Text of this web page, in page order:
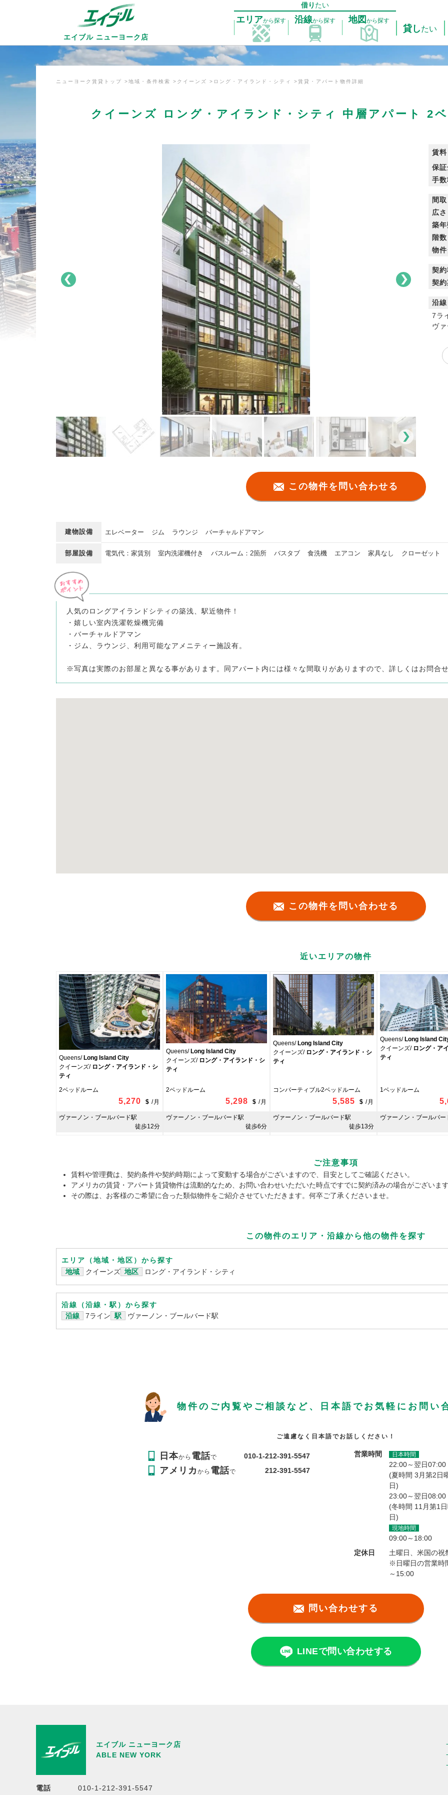
エイブル ニューヨーク店
借り たい
エリアから探す 沿線から探す 地図 から探す
貸したい
ニューヨーク賃貸トップ 地域・条件検索 クイーンズ ロング・アイランド・シティ 賃貸・アパート物件詳細
クイーンズ ロング・アイランド・シティ 中層アパート 2
賃料
保証
手数
間取
広さ
築年
階数
物
契約
契約
沿線
7ラ
ヴ
この物件を問い合わせる
建物設備 エレベーター ジム ラウンジ バーチャルドアマン
部屋設備 電気代：家賃別 室内洗濯機付き バスルーム：2箇所 バスタブ 食洗機 エアコン 家具なし クローゼット
人気のロングアイランドシティの築浅、駅近物件！
・嬉しい室内洗濯乾燥機完備
・バーチャルドアマン
・ジム、ラウンジ、利用可能なアメニティー施設有。
※写真は実際のお部屋と異なる事があります。同アパート内には様々な間取りがありますので、詳しくはお問合せ
この物件を問い合わせる
近いエリアの物件
Queens/ Long Island City
クイーンズ/ ロング・アイランド・シ
ティ
2ベッドルーム
5,270 $ /月
ヴァーノン・ブールバード駅
徒歩12分
Queens/ Long Island City
クイーンズ/ ロング・アイランド・シ
ティ
2ベッドルーム
5,298 $ /月
ヴァーノン・ブールバード駅
徒歩6分
Queens/ Long Island City
クイーンズ/ ロング・アイランド・シ
ティ
コンバーティブル2ベッドルーム
5,585 $ /月
ヴァーノン・ブールバード駅
徒歩13分
Queens/Long Island
クイーンズ/ ロング・ア
ティ
1ベッドルーム
ヴァーノン・ブールバー
ご注意事項
賃料や管理費は、契約条件や契約時期によって変動する場合がございますので、目安としてご確認ください。
アメリカの賃貸・アパート賃貸物件は流動的なため、お問い合わせいただいた時点ですでに契約済みの場合がございます
その際は、お客様のご希望に合った類似物件をご紹介させていただきます。何卒ご了承くださいませ。
この物件のエリア・沿線から 他の物件を探す
エリア（地域・地区）から探す
地域
クイーンズ 地区 ロング・アイランド・シティ
沿線（沿線・駅）から探す
沿線
7ライン 駅 ヴァーノン・ブールバード駅
物件のご内覧やご相談など、日本語でお気軽にお問い
ご遠慮なく日本語でお話しください！
日本から 電話で 010-1-212-391-5547
アメリカから 電話で 212-391-5547
営業時間 日本時間
22:00～翌日07:00
(夏時間 3月第2日
日)
23:00～翌日08:00
(冬時間 11月第1
日)
現地時間
09:00～18:00
定休日
土曜日、米国の祝
※日曜日の営業時
～15:00
問い合わせする
LINEで問い合わせする
エイブル ニューヨーク店
ABLE NEW YORK
電話 010-1-212-391-5547